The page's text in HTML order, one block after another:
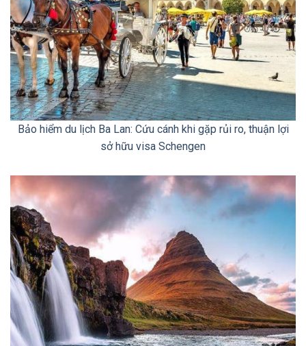
Bảo hiểm du lịch Ba Lan: Cứu cánh khi gặp rủi ro, thuận lợi
sở hữu visa Schengen